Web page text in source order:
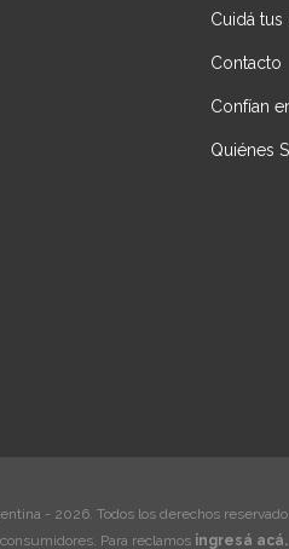
Cuidá tus
Contacto
Confían
Quiénes
- 2026. Todos los derechos
Para reclamos ingresá acá.